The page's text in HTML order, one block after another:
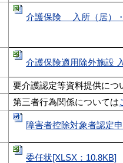
介護保険 入所（居）
介護保険適用除外施設
要介護認定等資料提供につ
第三者行為関係については
障害者控除対象者認定
委任状[XLSX：10.8KB]